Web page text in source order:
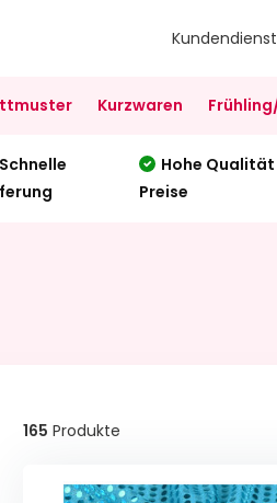
Kundendienst
Kurzwaren
Schnelle
Hohe
Preise
165 Produkte